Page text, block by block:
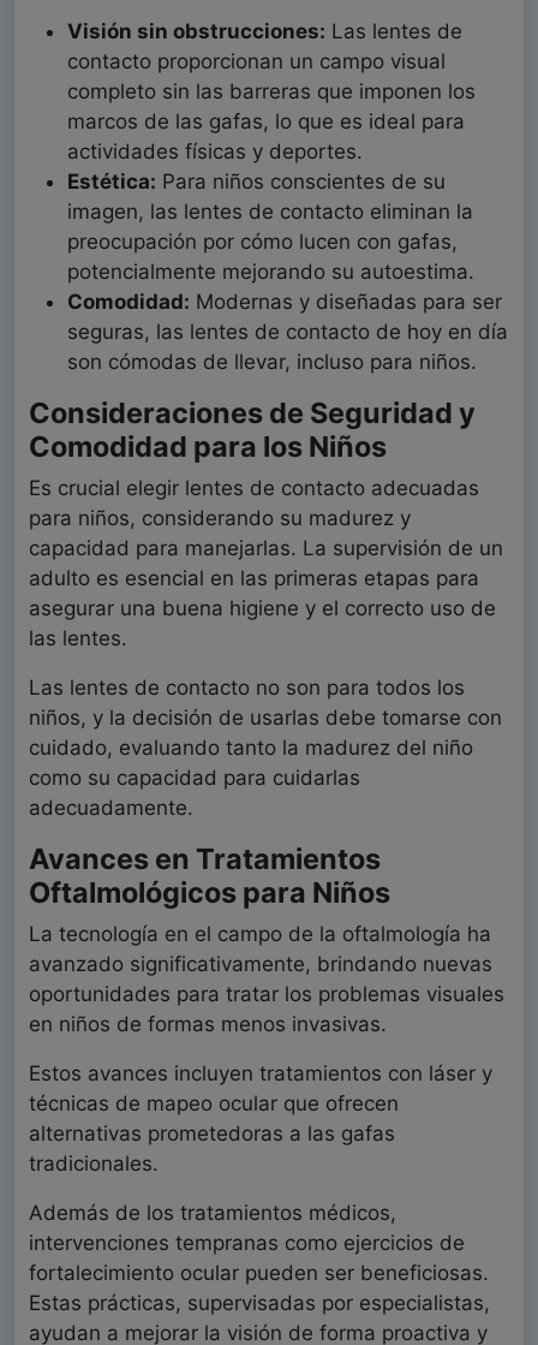
Visión sin obstrucciones: Las lentes de
contacto proporcionan un campo visual
completo sin las barreras que imponen los
marcos de las gafas, lo que es ideal para
actividades físicas y deportes.
Estética: Para niños conscientes de su
imagen, las lentes de contacto eliminan la
preocupación por cómo lucen con gafas,
potencialmente mejorando su autoestima.
Comodidad: Modernas y diseñadas para ser
seguras, las lentes de contacto de hoy en día
son cómodas de llevar, incluso para niños.
Consideraciones de Seguridad y
Comodidad para los Niños
Es crucial elegir lentes de contacto adecuadas
para niños, considerando su madurez y
capacidad para manejarlas. La supervisión de un
adulto es esencial en las primeras etapas para
asegurar una buena higiene y el correcto uso de
las lentes.
Las lentes de contacto no son para todos los
niños, y la decisión de usarlas debe tomarse con
cuidado, evaluando tanto la madurez del niño
como su capacidad para cuidarlas
adecuadamente.
Avances en Tratamientos
Oftalmológicos para Niños
La tecnología en el campo de la oftalmología ha
avanzado significativamente, brindando nuevas
oportunidades para tratar los problemas visuales
en niños de formas menos invasivas.
Estos avances incluyen tratamientos con láser y
técnicas de mapeo ocular que ofrecen
alternativas prometedoras a las gafas
tradicionales.
Además de los tratamientos médicos,
intervenciones tempranas como ejercicios de
fortalecimiento ocular pueden ser beneficiosas.
Estas prácticas, supervisadas por especialistas,
ayudan a mejorar la visión de forma proactiva y